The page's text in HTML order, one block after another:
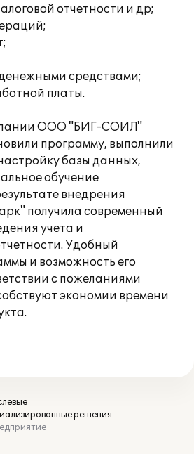
отчетности и др;
средствами;
платы.
ООО "БИГ-СОИЛ"
программу, выполнили
базы данных,
обучение
внедрения
получила современный
учета и
Удобный
и возможность его
с пожеланиями
экономии времени
решения